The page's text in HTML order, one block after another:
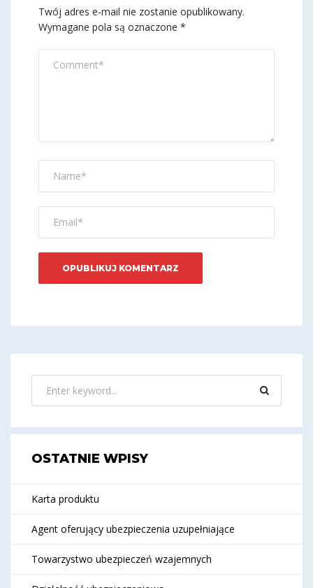
Twój adres e-mail nie zostanie opublikowany.
Wymagane pola są oznaczone *
OSTATNIE WPISY
Karta produktu
Agent oferujący ubezpieczenia uzupełniające
Towarzystwo ubezpieczeń wzajemnych